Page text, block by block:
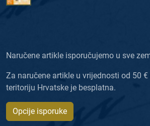
Naručene artikle isporučujemo u sve
Za naručene artikle u vrijednosti od 50
teritoriju Hrvatske je besplatna.
Opcije isporuke